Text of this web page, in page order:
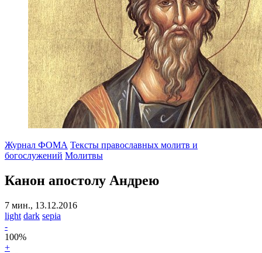
Журнал ФОМА Тексты православных молитв и
богослужений Молитвы
Канон апостолу Андрею
7 мин., 13.12.2016
light dark sepia
-
100%
+